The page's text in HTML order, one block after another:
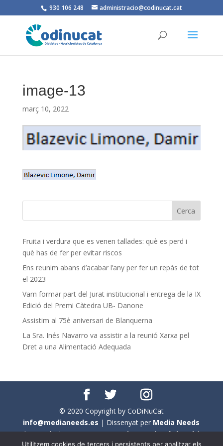
930 106 248 administracio@codinucat.cat
image-13
març 10, 2022
Fruita i verdura que es venen tallades: què es perd i
què has de fer per evitar riscos
Ens reunim abans d’acabar l’any per fer un repàs de tot
el 2023
Vam formar part del Jurat institucional i entrega de la IX
Edició del Premi Càtedra UB- Danone
Assistim al 75è aniversari de Blanquerna
La Sra. Inés Navarro va assistir a la reunió Xarxa pel
Dret a una Alimentació Adequada
© 2020 Copyright by CoDiNuCat
info@medianeeds.es | Dissenyat per Media Needs
| Tots els drets reservats aCoDiNuCat |Avís legal|
Utilitzem cookies de tercers i persistents per analitzar els